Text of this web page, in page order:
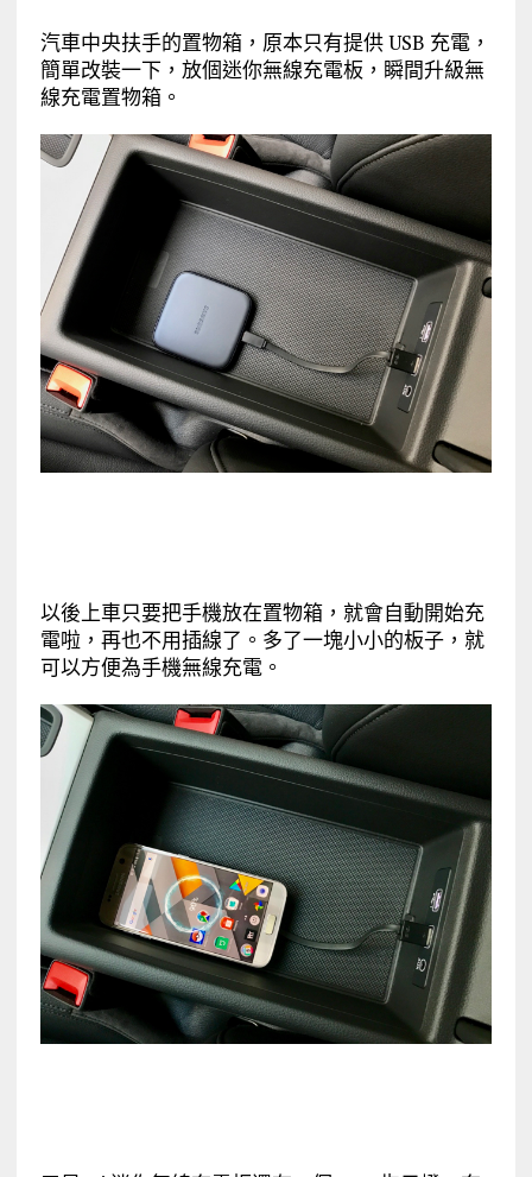
汽車中央扶手的置物箱，原本只有提供 USB 充電，
簡單改裝一下，放個迷你無線充電板，瞬間升級無
線充電置物箱。
以後上車只要把手機放在置物箱，就會自動開始充
電啦，再也不用插線了。多了一塊小小的板子，就
可以方便為手機無線充電。